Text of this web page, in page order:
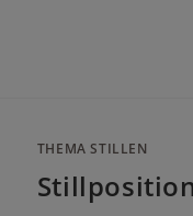
THEMA STILLEN